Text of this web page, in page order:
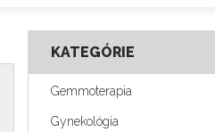
KATEGÓRIE
Gemmoterapia
Gynekológia